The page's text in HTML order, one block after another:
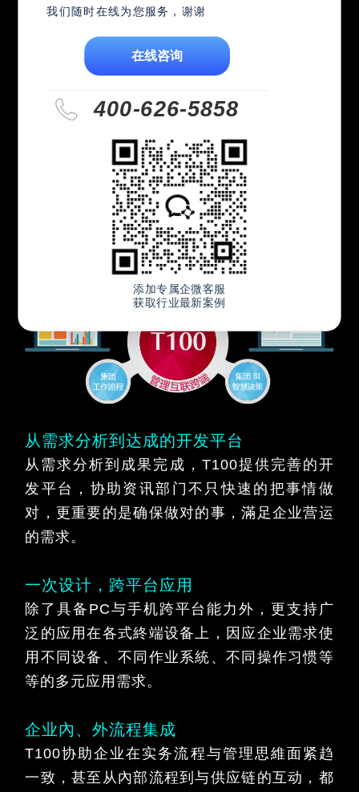
自动化、智能化排程领域，有效协助企
业在排程与订单交付上难以解決的课
题。
智能化企业营运模式 ›
协同开发平台
从需求分析到达成的开发平台
从需求分析到成果完成，T100提供完善的开
发平台，协助资讯部门不只快速的把事情做
对，更重要的是确保做对的事，滿足企业营运
的需求。
一次设计，跨平台应用
除了具备PC与手机跨平台能力外，更支持广
泛的应用在各式終端设备上，因应企业需求使
用不同设备、不同作业系統、不同操作习惯等
等的多元应用需求。
企业內、外流程集成
T100协助企业在实务流程与管理思維面紧趋
一致，甚至从內部流程到与供应链的互动，都
我们随时在线为您服务，谢谢
在线咨询
400-626-5858
添加专属企微客服
获取行业最新案例